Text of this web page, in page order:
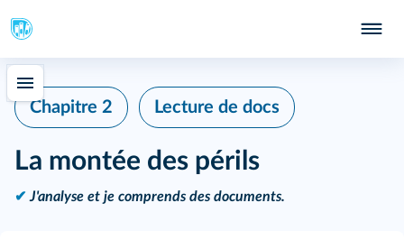
Chapitre 2 Lecture de docs
La montée des périls
✔ J'analyse et je comprends des documents.